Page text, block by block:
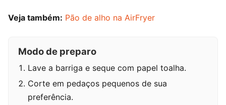
Veja também: Pão de alho na AirFryer
Modo de preparo
Lave a barriga e seque com papel toalha.
Corte em pedaços pequenos de sua
preferência.